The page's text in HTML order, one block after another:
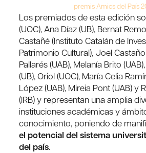
premis Amics del País
Los premiados de esta edición
(UOC), Ana Díaz (UB), Bernat
Castañé (Instituto Catalán de
Patrimonio Cultural), Joel Castaño
Pallarés (UAB), Melanía Brito
(UB), Oriol (UOC), María Celia
López (UAB), Mireia Pont (UAB) y
(IRB) y representan una amplia
instituciones académicas y
conocimiento, poniendo de
el potencial del sistema
del país.